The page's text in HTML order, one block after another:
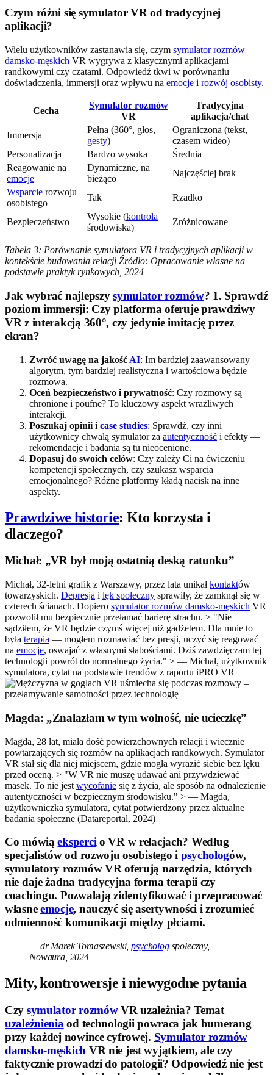
Czym różni się symulator VR od tradycyjnej
aplikacji?
Wielu użytkowników zastanawia się, czym symulator rozmów
damsko-męskich VR wygrywa z klasycznymi aplikacjami
randkowymi czy czatami. Odpowiedź tkwi w porównaniu
doświadczenia, immersji oraz wpływu na emocje i rozwój osobisty.
Cecha
Symulator rozmów
VR
Tradycyjna
aplikacja/chat
Immersja
Pełna (360°, głos,
gesty)
Ograniczona (tekst,
czasem wideo)
Personalizacja
Bardzo wysoka
Średnia
Reagowanie na
emocje
Dynamiczne, na
bieżąco
Najczęściej brak
Wsparcie rozwoju
osobistego
Tak Rzadko
Bezpieczeństwo
Wysokie (kontrola
środowiska)
Zróżnicowane
Tabela 3: Porównanie symulatora VR i tradycyjnych aplikacji w
kontekście budowania relacji Źródło: Opracowanie własne na
podstawie praktyk rynkowych, 2024
Jak wybrać najlepszysymulator rozmów? 1. Sprawdź
poziom immersji: Czy platforma oferuje prawdziwy
VR z interakcją 360°, czy jedynie imitację przez
ekran?
Zwróć uwagę na jakość AI: Im bardziej zaawansowany
algorytm, tym bardziej realistyczna i wartościowa będzie
rozmowa.
Oceń bezpieczeństwo i prywatność: Czy rozmowy są
chronione i poufne? To kluczowy aspekt wrażliwych
interakcji.
Poszukaj opinii i case studies: Sprawdź, czy inni
użytkownicy chwalą symulator za autentyczność i efekty —
rekomendacje i badania są tu nieocenione.
Dopasuj do swoich celów: Czy zależy Ci na ćwiczeniu
kompetencji społecznych, czy szukasz wsparcia
emocjonalnego? Różne platformy kładą nacisk na inne
aspekty.
Prawdziwe historie: Kto korzysta i
dlaczego?
Michał: „VR był moją ostatnią deską ratunku”
Michał, 32-letni grafik z Warszawy, przez lata unikałkontaktów
towarzyskich. Depresja i lęk społeczny sprawiły, że zamknął się w
czterech ścianach. Dopiero symulator rozmów damsko-męskich VR
pozwolił mu bezpiecznie przełamać barierę strachu. > "Nie
sądziłem, że VR będzie czymś więcej niż gadżetem. Dla mnie to
była terapia — mogłem rozmawiać bez presji, uczyć się reagować
na emocje, oswajać z własnymi słabościami. Dziś zawdzięczam tej
technologii powrót do normalnego życia." > — Michał, użytkownik
symulatora, cytat na podstawie trendów z raportu iPRO VR
Magda: „Znalazłam w tym wolność, nie ucieczkę”
Magda, 28 lat, miała dość powierzchownych relacji i wiecznie
powtarzających się rozmów na aplikacjach randkowych. Symulator
VR stał się dla niej miejscem, gdzie mogła wyrazić siebie bez lęku
przed oceną. > "W VR nie muszę udawać ani przywdziewać
masek. To nie jest wycofanie się z życia, ale sposób na odnalezienie
autentyczności w bezpiecznym środowisku." > — Magda,
użytkowniczka symulatora, cytat potwierdzony przez aktualne
badania społeczne (Datareportal, 2024)
Co mówiąekspercio VR w relacjach? Według
specjalistów od rozwoju osobistego i psychologów,
symulatory rozmów VR oferują narzędzia, których
nie daje żadna tradycyjna forma terapii czy
coachingu. Pozwalają zidentyfikować i przepracować
własneemocje, nauczyć się asertywności i zrozumieć
odmienność komunikacji między płciami.
— dr Marek Tomaszewski,psychologspołeczny,
Nowaura, 2024
Mity, kontrowersje i niewygodne pytania
Czy symulator rozmówVR uzależnia? Temat
uzależnienia od technologii powraca jak bumerang
przy każdej nowince cyfrowej. Symulator rozmów
damsko-męskich VR nie jest wyjątkiem, ale czy
faktycznie prowadzi do patologii? Odpowiedź nie jest